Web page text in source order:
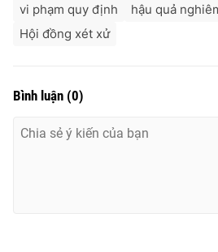
vi phạm quy định
hậu quả
Hội đồng xét xử
Bình luận (0)